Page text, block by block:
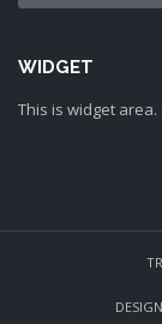
WIDGET
This is widget